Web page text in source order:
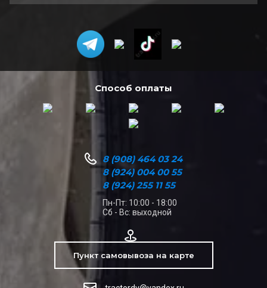
Способ оплаты
8 (908) 464 03 24
8 (924) 004 00 55
8 (924) 255 11 55
Пн-Пт: 10:00 - 18:00
Сб - Вс: выходной
Пункт самовывоза на карте